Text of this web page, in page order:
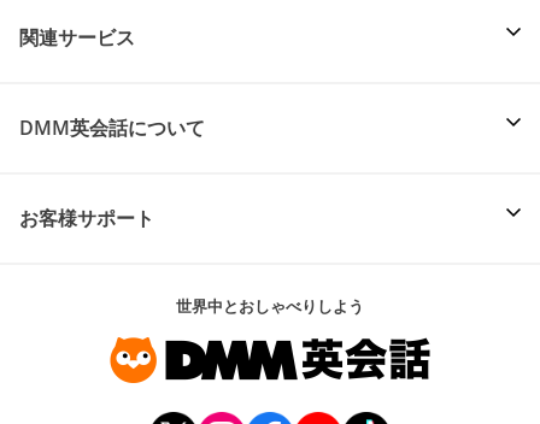
関連サービス
DMM英会話について
お客様サポート
世界中とおしゃべりしよう